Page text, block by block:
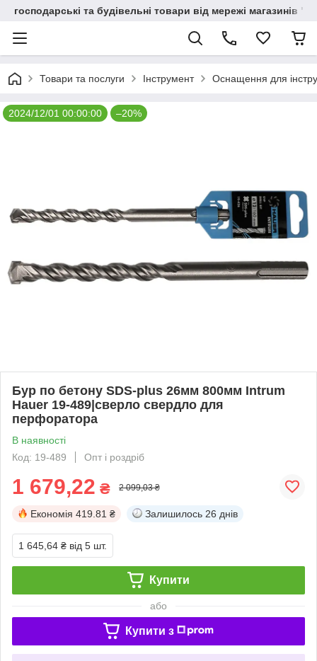
господарські та будівельні товари від мережі магазинів
Товари та послуги Інструмент Оснащення для
2024/12/01 00:00:00 –20%
Бур по бетону SDS-plus 26мм 800мм Intrum
Hauer 19-489|сверло свердло для
перфоратора
В наявності
Код: 19-489
Опт і роздріб
1 679,22 ₴ 2 099,03 ₴
Економія 419.81 ₴ Залишилось 26 днів
1 645,64 ₴ від 5 шт.
Купити
або
Купити з